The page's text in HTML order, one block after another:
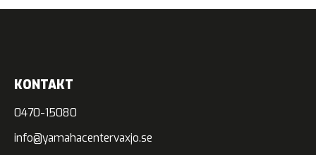
KONTAKT
0470-15080
info@yamahacentervaxjo.se